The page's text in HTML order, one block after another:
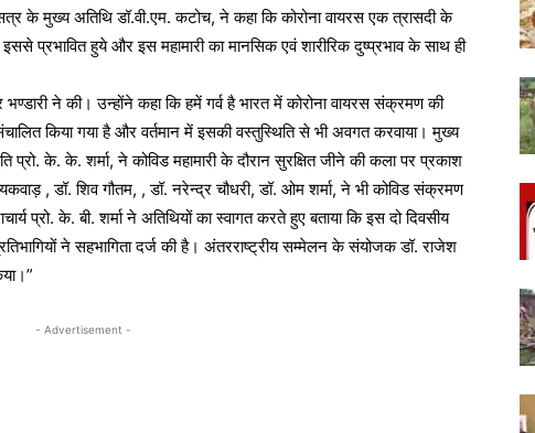
मुख्य अतिथि डॉ.वी.एम. कटोच, ने कहा कि कोरोना वायरस एक त्रासदी के
प्रभावित हुये और इस महामारी का मानसिक एवं शारीरिक दुष्प्रभाव के साथ ही
भण्डारी ने की। उन्होंने कहा कि हमें गर्व है भारत में कोरोना वायरस संक्रमण की
किया गया है और वर्तमान में इसकी वस्तुस्थिति से भी अवगत करवाया। मुख्य
प्रो. के. के. शर्मा, ने कोविड महामारी के दौरान सुरक्षित जीने की कला पर प्रकाश
, डॉ. शिव गौतम, , डॉ. नरेन्द्र चौधरी, डॉ. ओम शर्मा, ने भी कोविड संक्रमण
प्रो. के. बी. शर्मा ने अतिथियों का स्वागत करते हुए बताया कि इस दो दिवसीय
ने सहभागिता दर्ज की है। अंतरराष्ट्रीय सम्मेलन के संयोजक डॉ. राजेश
- Advertisement -